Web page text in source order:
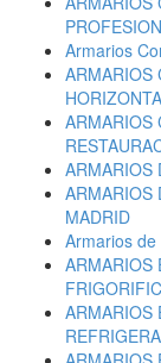
Armarios
ARMARIOS
ARMARIOS
ARMARIOS
ARMARIOS
MADRID
Armarios
ARMARIOS
ARMARIOS